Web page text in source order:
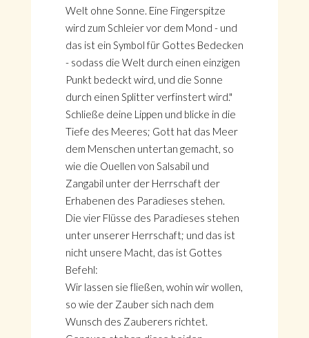
Welt ohne Sonne. Eine Fingerspitze
wird zum Schleier vor dem Mond - und
das ist ein Symbol für Gottes Bedecken
- sodass die Welt durch einen einzigen
Punkt bedeckt wird, und die Sonne
durch einen Splitter verfinstert wird."
Schließe deine Lippen und blicke in die
Tiefe des Meeres; Gott hat das Meer
dem Menschen untertan gemacht, so
wie die Ouellen von Salsabil und
Zangabil unter der Herrschaft der
Erhabenen des Paradieses stehen.
Die vier Flüsse des Paradieses stehen
unter unserer Herrschaft; und das ist
nicht unsere Macht, das ist Gottes
Befehl:
Wir lassen sie fließen, wohin wir wollen,
so wie der Zauber sich nach dem
Wunsch des Zauberers richtet.